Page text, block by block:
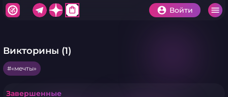
shopping_bag Войти
Викторины (1)
«мечты»
Завершенные